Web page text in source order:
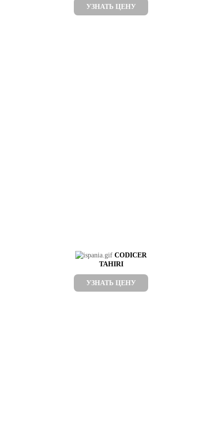
УЗНАТЬ ЦЕНУ
CODICER
TAHIRI
УЗНАТЬ ЦЕНУ